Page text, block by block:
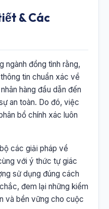
& Các
ngành đồng tình rằng,
tin chuẩn xác về
hàng đầu dẫn đến
an toàn. Do đó, việc
bổ chính xác luôn
các giải pháp về
với ý thức tự giác
sử dụng đúng cách
đem lại những kiểm
và bền vững cho cuộc